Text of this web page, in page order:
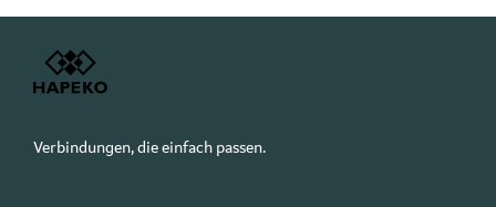
Verbindungen, die einfach passen.